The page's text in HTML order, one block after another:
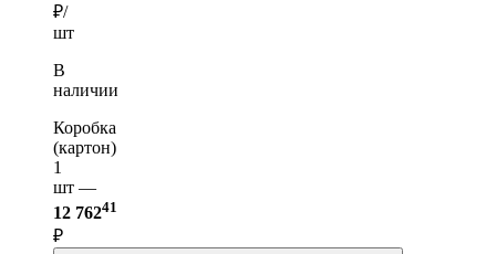
₽/
шт
В
наличии
Коробка
(картон)
1
шт —
12 76241
₽